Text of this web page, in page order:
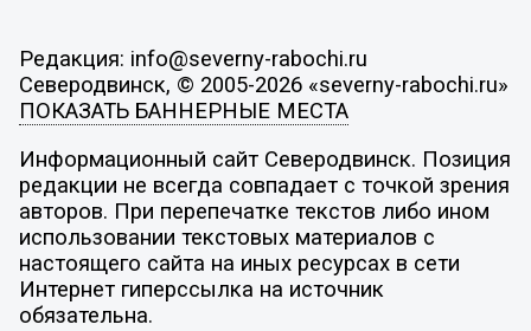
Редакция: info@severny-rabochi.ru
Северодвинск, © 2005-2026 «severny-rabochi.ru»
ПОКАЗАТЬ БАННЕРНЫЕ МЕСТА
Информационный сайт Северодвинск. Позиция
редакции не всегда совпадает с точкой зрения
авторов. При перепечатке текстов либо ином
использовании текстовых материалов с
настоящего сайта на иных ресурсах в сети
Интернет гиперссылка на источник
обязательна.